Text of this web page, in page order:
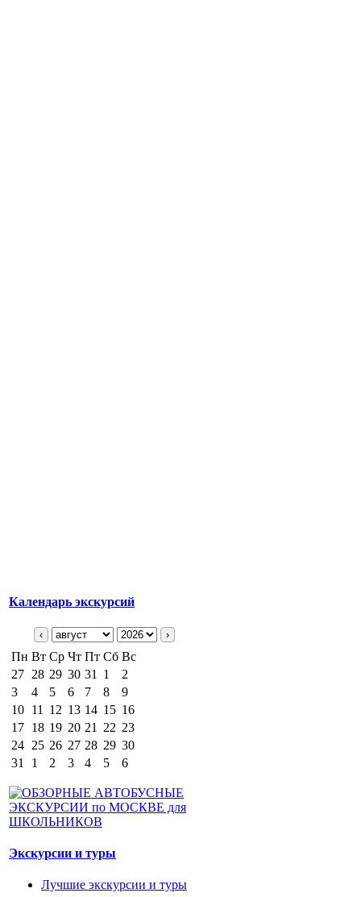
Календарь экскурсий
‹ ›
Пн Вт Ср Чт Пт Сб Вс
27 28 29 30 31 1
2
3
4 5 6 7 8
9
10 11 12 13 14 15 16
17 18 19 20 21 22 23
24 25 26 27 28 29 30
31
1 2 3 4 5 6
Экскурсии и туры
Лучшие экскурсии и туры